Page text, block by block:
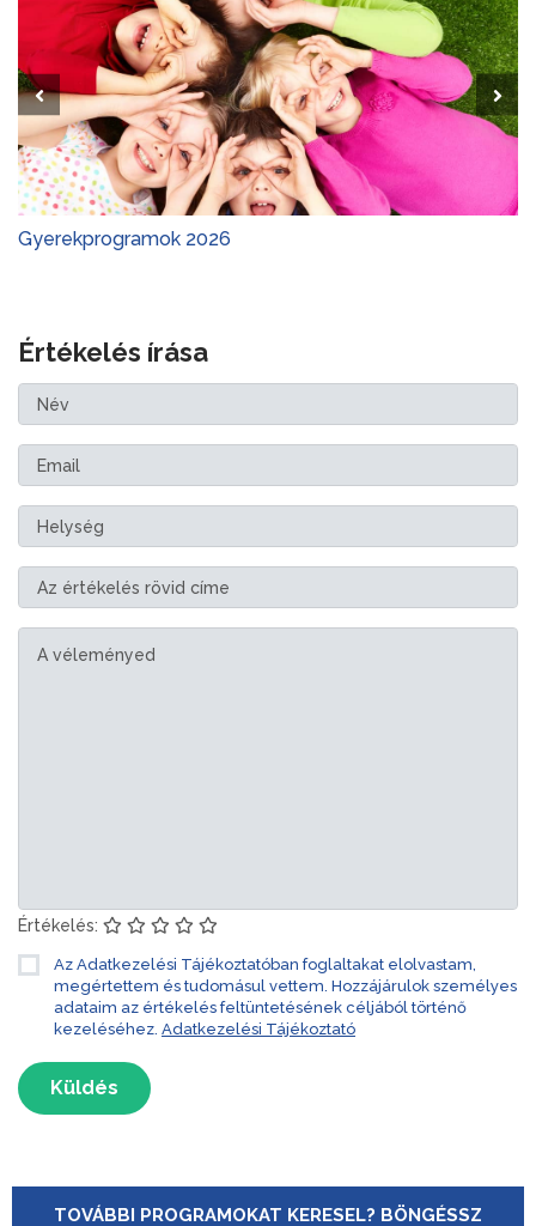
Gyerekprogramok 2026
Értékelés írása
Értékelés:
Az Adatkezelési Tájékoztatóban foglaltakat elolvastam,
megértettem és tudomásul vettem. Hozzájárulok személyes
adataim az értékelés feltüntetésének céljából történő
kezeléséhez. Adatkezelési Tájékoztató
Küldés
TOVÁBBI PROGRAMOKAT KERESEL? BÖNGÉSSZ